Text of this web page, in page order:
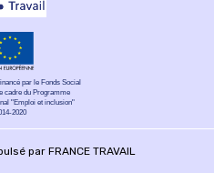
par le Fonds Social
cadre du Programme
"Emploi et inclusion"
2020
par FRANCE TRAVAIL